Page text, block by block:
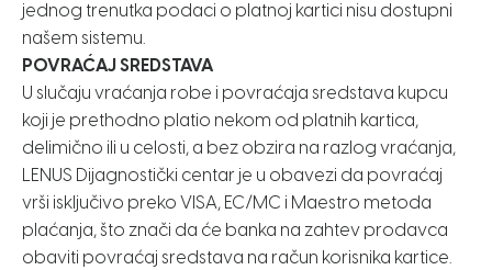
jednog trenutka podaci o platnoj kartici nisu dostupni
našem sistemu.
POVRAĆAJ SREDSTAVA
U slučaju vraćanja robe i povraćaja sredstava kupcu
koji je prethodno platio nekom od platnih kartica,
delimično ili u celosti, a bez obzira na razlog vraćanja,
LENUS Dijagnostički centar je u obavezi da povraćaj
vrši isključivo preko VISA, EC/MC i Maestro metoda
plaćanja, što znači da će banka na zahtev prodavca
obaviti povraćaj sredstava na račun korisnika kartice.